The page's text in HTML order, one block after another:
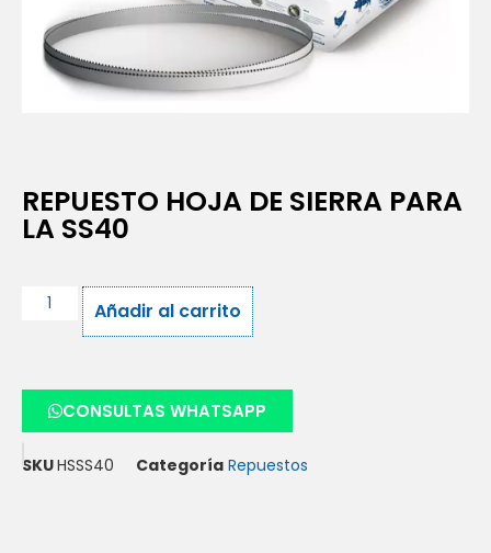
REPUESTO HOJA DE SIERRA PARA
LA SS40
Añadir al carrito
CONSULTAS WHATSAPP
SKUHSSS40 Categoría Repuestos